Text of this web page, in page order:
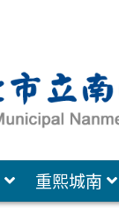
重熙城南